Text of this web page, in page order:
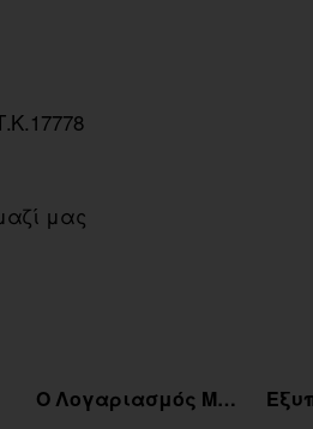
μας
Ο Λογαριασμός Μου